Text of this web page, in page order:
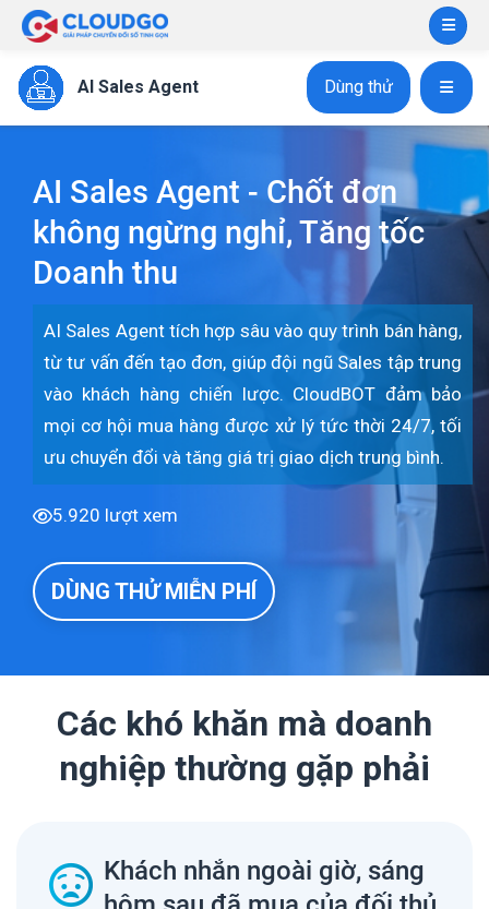
AI Sales Agent Dùng thử
AI Sales Agent - Chốt đơn
không ngừng nghỉ, Tăng tốc
Doanh thu
AI Sales Agent tích hợp sâu vào quy trình bán hàng,
từ tư vấn đến tạo đơn, giúp đội ngũ Sales tập trung
vào khách hàng chiến lược. CloudBOT đảm bảo
mọi cơ hội mua hàng được xử lý tức thời 24/7, tối
ưu chuyển đổi và tăng giá trị giao dịch trung bình.
5.920 lượt xem
DÙNG THỬ MIỄN PHÍ
Các khó khăn mà doanh
nghiệp thường gặp phải
Khách nhắn ngoài giờ, sáng